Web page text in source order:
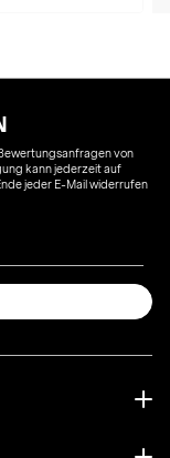
von
kann jederzeit auf
jeder E-Mail widerrufen